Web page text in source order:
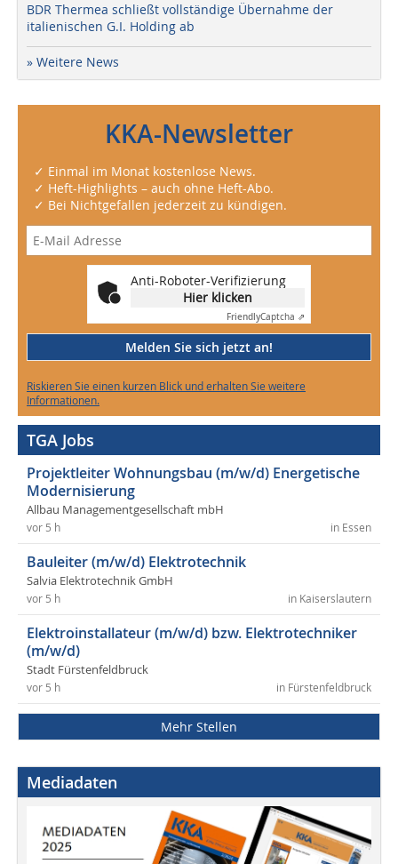
BDR Thermea schließt vollständige Übernahme der
italienischen G.I. Holding ab
» Weitere News
KKA-Newsletter
✓ Einmal im Monat kostenlose News.
✓ Heft-Highlights – auch ohne Heft-Abo.
✓ Bei Nichtgefallen jederzeit zu kündigen.
Anti-Roboter-Verifizierung
Hier klicken
FriendlyCaptcha ⇗
Melden Sie sich jetzt an!
Riskieren Sie einen kurzen Blick und erhalten Sie weitere
Informationen.
TGA Jobs
Projektleiter Wohnungsbau (m/w/d) Energetische
Modernisierung
Allbau Managementgesellschaft mbH
in Essen
vor 5 h
Bauleiter (m/w/d) Elektrotechnik
Salvia Elektrotechnik GmbH
in Kaiserslautern
vor 5 h
Elektroinstallateur (m/w/d) bzw. Elektrotechniker
(m/w/d)
Stadt Fürstenfeldbruck
in Fürstenfeldbruck
vor 5 h
Mehr Stellen
Mediadaten